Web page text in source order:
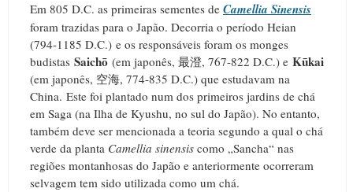
Em 805 D.C. as primeiras sementes de Camellia Sinensis
foram trazidas para o Japão. Decorria o período Heian
(794-1185 D.C.) e os responsáveis foram os monges
budistas Saichō (em japonês, 最澄, 767-822 D.C.) e Kūkai
(em japonês, 空海, 774-835 D.C.) que estudavam na
China. Este foi plantado num dos primeiros jardins de chá
em Saga (na Ilha de Kyushu, no sul do Japão). No entanto,
também deve ser mencionada a teoria segundo a qual o chá
verde da planta Camellia sinensis como „Sancha“ nas
regiões montanhosas do Japão e anteriormente ocorreram
selvagem tem sido utilizada como um chá.